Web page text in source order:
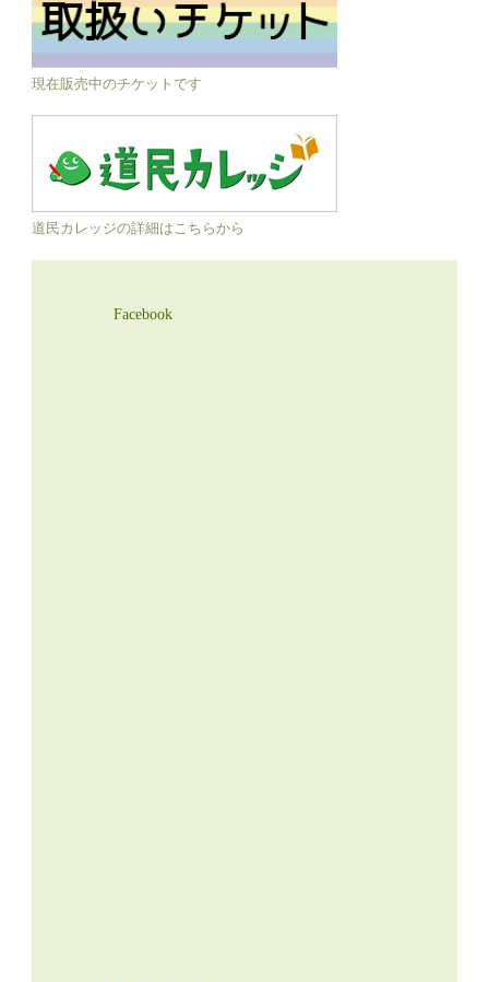
現在販売中のチケットです
道民カレッジの詳細はこちらから
Facebook